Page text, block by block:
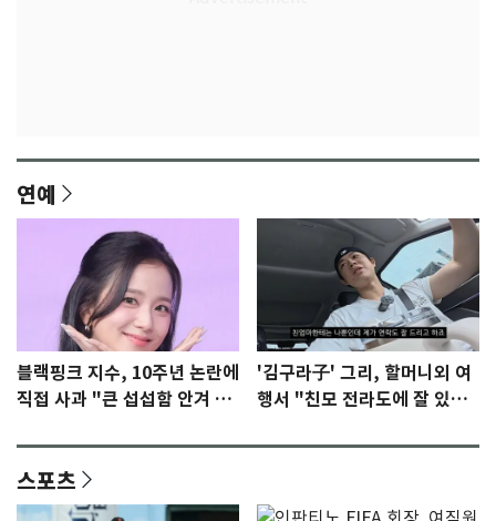
연예
블랙핑크 지수, 10주년 논란에
직접 사과 "큰 섭섭함 안겨 미
'김구라子' 그리, 할머니외 여
행서 "친모 전라도에 잘 있
스포츠